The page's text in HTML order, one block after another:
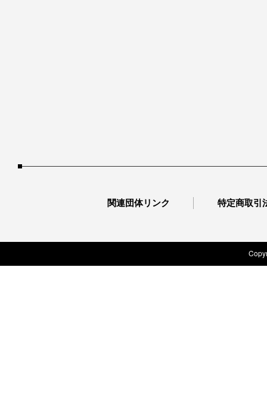
関連団体リンク 特定商取引